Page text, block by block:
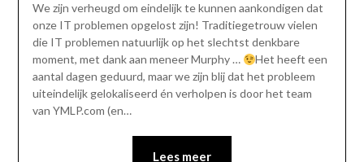
We zijn verheugd om eindelijk te kunnen aankondigen dat
onze IT problemen opgelost zijn! Traditiegetrouw vielen
die IT problemen natuurlijk op het slechtst denkbare
moment, met dank aan meneer Murphy …
Het heeft een
aantal dagen geduurd, maar we zijn blij dat het probleem
uiteindelijk gelokaliseerd én verholpen is door het team
van YMLP.com (en…
Lees meer